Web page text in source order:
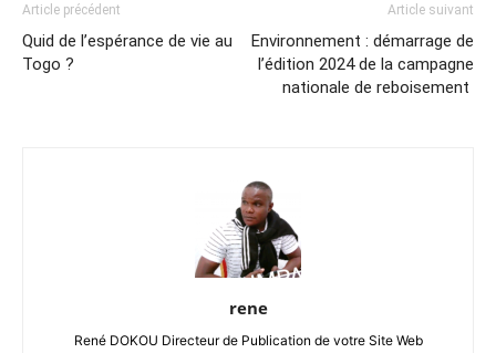
Article précédent
Quid de l’espérance de vie au
Togo ?
Article suivant
Environnement : démarrage de
l’édition 2024 de la campagne
nationale de reboisement
rene
René DOKOU Directeur de Publication de votre Site Web